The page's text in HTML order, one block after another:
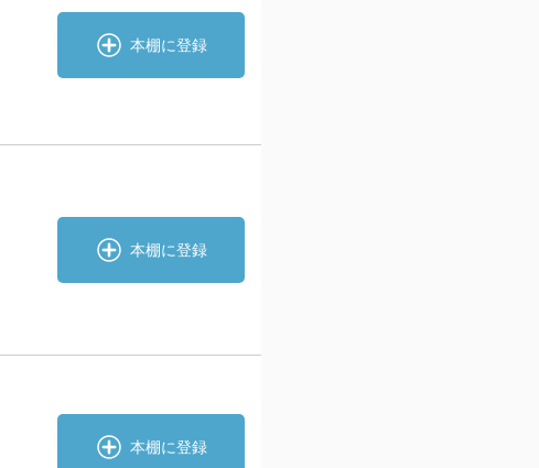
本棚に登録
本棚に登録
本棚に登録